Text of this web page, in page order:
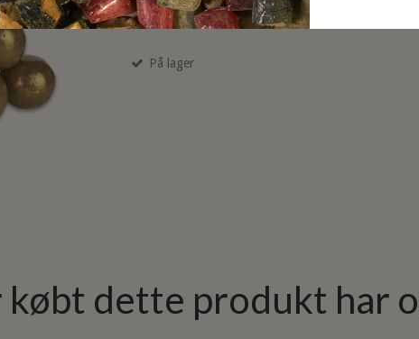
På lager
købt dette produkt har